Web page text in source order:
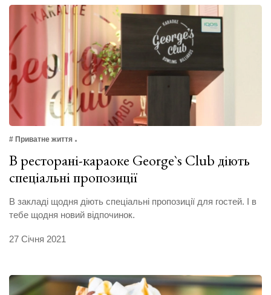
# Приватне життя
В ресторані-караоке George`s Club діють
спеціальні пропозиції
В закладі щодня діють спеціальні пропозиції для гостей. І в
тебе щодня новий відпочинок.
27 Січня 2021